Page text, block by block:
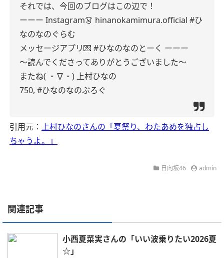
それでは、今回のブログはこの辺で！
ーーー Instagram👗 hinanokamimura.official #ひ
なのなのぐらむ
メッセージアプリ💌 #ひなのなのとーく ーーー
〜読んでくださってありがとうございました〜
またね( ・∇・) 上村ひなの
750, #ひなのなのぶろぐ
引用元： 上村ひなのさんの「夏祭り、わたあめを独占し
ちゃうよ。」
日向坂46 admin
関連記事
小西夏菜実さんの「いい波乗りたい2026夏‪
☆」